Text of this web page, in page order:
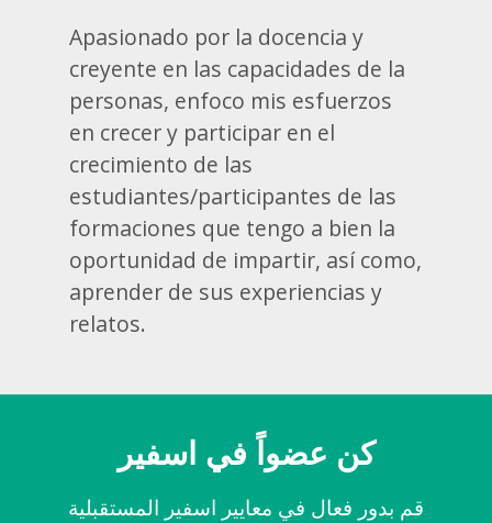
Apasionado por la docencia y
creyente en las capacidades de la
personas, enfoco mis esfuerzos
en crecer y participar en el
crecimiento de las
estudiantes/participantes de las
formaciones que tengo a bien la
oportunidad de impartir, así como,
aprender de sus experiencias y
relatos.
كن عضواً في اسفير
قم بدور فعال في معايير اسفير المستقبلية